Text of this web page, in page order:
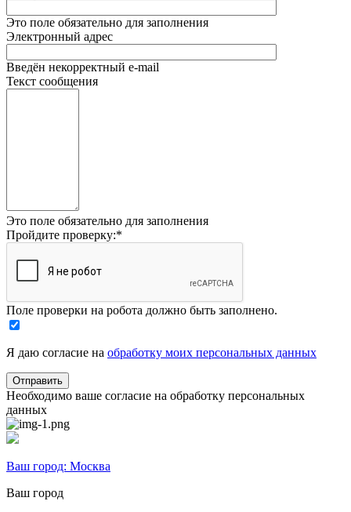
Это поле обязательно для заполнения
Электронный адрес
Введён некорректный e-mail
Текст сообщения
Это поле обязательно для заполнения
Пройдите проверку:*
Поле проверки на робота должно быть заполнено.
Я даю согласие на обработку моих персональных данных
Необходимо ваше согласие на обработку персональных
данных
Ваш город: Москва
Ваш город